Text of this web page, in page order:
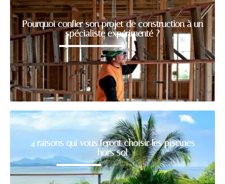
Pourquoi confier son projet de construction à un
spécialiste expérimenté ?
4 raisons qui vous feront choisir les piscines
hors sol